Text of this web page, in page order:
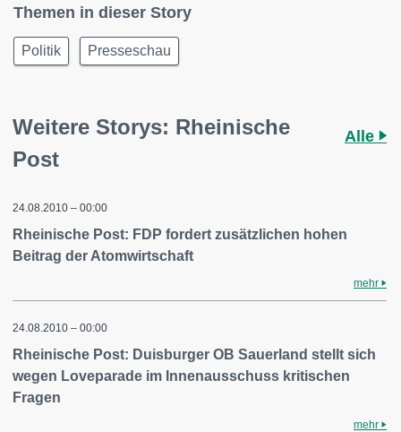
Themen in dieser Story
Politik Presseschau
Weitere Storys: Rheinische
Post
Alle
24.08.2010 – 00:00
Rheinische Post: FDP fordert zusätzlichen hohen
Beitrag der Atomwirtschaft
mehr
24.08.2010 – 00:00
Rheinische Post: Duisburger OB Sauerland stellt sich
wegen Loveparade im Innenausschuss kritischen
Fragen
mehr